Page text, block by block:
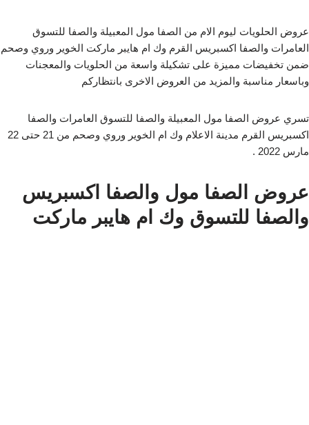
عروض الحلويات ليوم الام من الصفا مول المعبيلة والصفا للتسوق
العامرات والصفا اكسبريس القرم وك ام هايبر ماركت الخوير وروي وصحم
ضمن تخفيضات مميزة على تشكيلة واسعة من الحلويات والمعجنات
وباسعار مناسبة والمزيد من العروض الاخرى بانتظاركم
تسري عروض الصفا مول المعبيلة والصفا للتسوق العامرات والصفا
اكسبريس القرم مدينة الاعلام وك ام الخوير وروي وصحم من 21 حتى 22
مارس 2022 .
عروض الصفا مول والصفا اكسبريس
والصفا للتسوق وك ام هايبر ماركت